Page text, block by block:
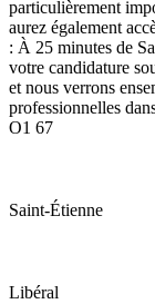
particulièrement
aurez également
: À 25 minutes de
votre candidature
et nous verrons
professionnelles
O1 67
Saint-Étienne
Libéral